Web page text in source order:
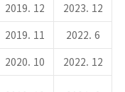
2019. 12
2023. 12
2019. 11
2022. 6
2020. 10
2022. 12